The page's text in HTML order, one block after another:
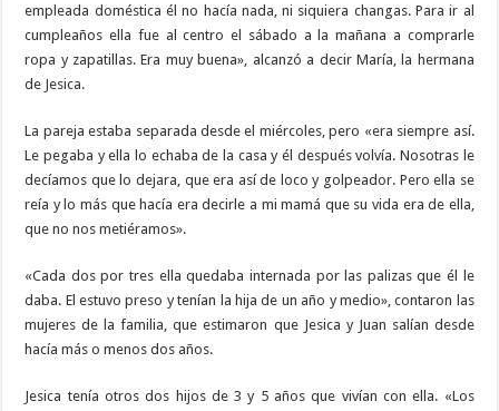
empleada doméstica él no hacía nada, ni siquiera changas. Para ir al
cumpleaños ella fue al centro el sábado a la mañana a comprarle
ropa y zapatillas. Era muy buena», alcanzó a decir María, la hermana
de Jesica.
La pareja estaba separada desde el miércoles, pero «era siempre así.
Le pegaba y ella lo echaba de la casa y él después volvía. Nosotras le
decíamos que lo dejara, que era así de loco y golpeador. Pero ella se
reía y lo más que hacía era decirle a mi mamá que su vida era de ella,
que no nos metiéramos».
«Cada dos por tres ella quedaba internada por las palizas que él le
daba. El estuvo preso y tenían la hija de un año y medio», contaron las
mujeres de la familia, que estimaron que Jesica y Juan salían desde
hacía más o menos dos años.
Jesica tenía otros dos hijos de 3 y 5 años que vivían con ella. «Los